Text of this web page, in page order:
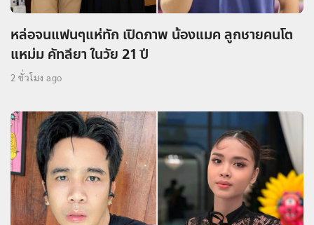
หล่อจนแฟนๆแห่ทัก เปิดภาพ น้องแมค ลูกชายคนโต
แหม่ม คัทลียา ในวัย 21 ปี
2 ชั่วโมง ago